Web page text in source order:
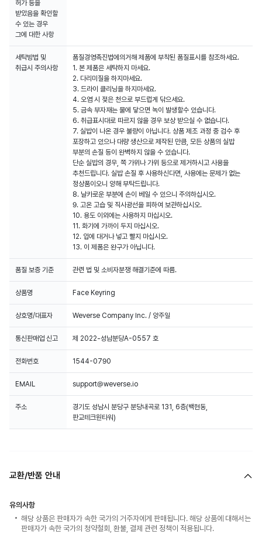
허가 등을
받았음을 확인할
수 있는 경우
그에 대한 사항
세탁방법 및
취급시 주의사항
품질경영촉진법에의거해 제품에 부착된 품질표시를 참조하세요.
1. 본 제품은 세탁하지 마세요.
2. 다리미질을 하지마세요.
3. 드라이 클리닝을 하지마세요.
4. 오염 시 젖은 천으로 부드럽게 닦으세요.
5. 금속 부자재는 물에 닿으면 녹이 발생할수 있습니다.
6. 취급표시대로 따르지 않을 경우 보상 받으실 수 없습니다.
7. 실밥이 나온 경우 불량이 아닙니다. 상품 제조 과정 중 검수 후
포장하고 있으나 대량 생산으로 제작된 만큼, 모든 상품의 실밥
부분의 손질 등이 완벽하지 않을 수 있습니다.
단순 실밥의 경우, 쪽 가위나 가위 등으로 제거하시고 사용을
추천드립니다. 실밥 손질 후 사용하신다면, 사용에는 문제가 없는
정상품이오니 양해 부탁드립니다.
8. 날카로운 부분에 손이 베일 수 있으니 주의하십시오.
9. 고온 고습 및 직사광선을 피하여 보관하십시오.
10. 용도 이외에는 사용하지 마십시오.
11. 화기에 가까이 두지 마십시오.
12. 입에 대거나 넣고 빨지 마십시오.
13. 이 제품은 완구가 아닙니다.
품질 보증 기준 관련 법 및 소비자분쟁 해결기준에 따름.
상품명 Face Keyring
상호명/대표자 Weverse Company Inc. / 양주일
통신판매업 신고 제 2022-성남분당A-0557 호
전화번호 1544-0790
EMAIL support@weverse.io
주소
경기도 성남시 분당구 분당내곡로 131, 6층(백현동,
판교테크원타워)
교환/반품 안내
유의사항
해당 상품은 판매자가 속한 국가의 거주자에게 판매됩니다. 해당 상품에 대해서는
판매자가 속한 국가의 청약철회, 환불, 결제 관련 정책이 적용됩니다.